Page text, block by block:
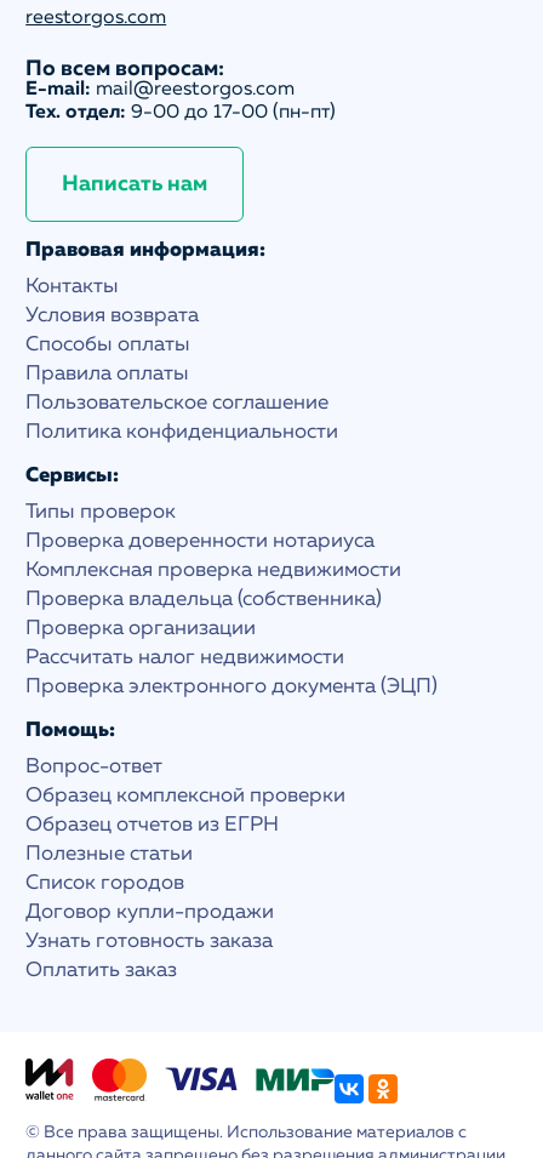
reestorgos.com
По всем вопросам:
E-mail: mail@reestorgos.com
Тех. отдел: 9-00 до 17-00 (пн-пт)
Написать нам
Правовая информация:
Контакты
Условия возврата
Способы оплаты
Правила оплаты
Пользовательское соглашение
Политика конфиденциальности
Сервисы:
Типы проверок
Проверка доверенности нотариуса
Комплексная проверка недвижимости
Проверка владельца (собственника)
Проверка организации
Рассчитать налог недвижимости
Проверка электронного документа (ЭЦП)
Помощь:
Вопрос-ответ
Образец комплексной проверки
Образец отчетов из ЕГРН
Полезные статьи
Список городов
Договор купли-продажи
Узнать готовность заказа
Оплатить заказ
© Все права защищены. Использование материалов с